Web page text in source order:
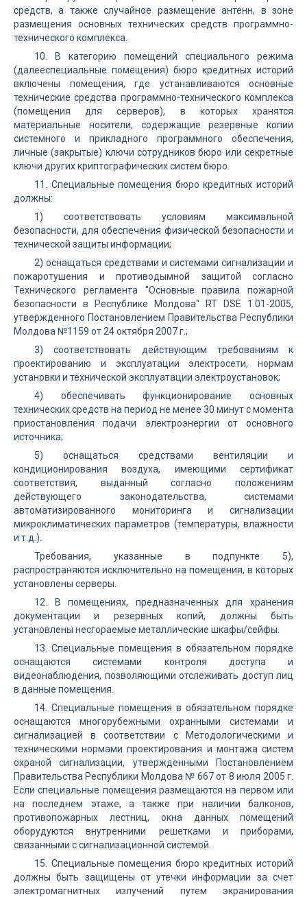
средств, а также случайное размещение антенн, в зоне
размещения основных технических средств программно-
технического комплекса.
10. В категорию помещений специального режима
(далееспециальные помещения) бюро кредитных историй
включены помещения, где устанавливаются основные
технические средства программно-технического комплекса
(помещения для серверов), в которых хранятся
материальные носители, содержащие резервные копии
системного и прикладного программного обеспечения,
личные (закрытые) ключи сотрудников бюро или секретные
ключи других криптографических систем бюро.
11. Специальные помещения бюро кредитных историй
должны:
1) соответствовать условиям максимальной
безопасности, для обеспечения физической безопасности и
технической защиты информации;
2) оснащаться средствами и системами сигнализации и
пожаротушения и противодымной защитой согласно
Технического регламента "Основные правила пожарной
безопасности в Республике Молдова" RT DSE 1.01-2005,
утвержденного Постановлением Правительства Республики
Молдова №1159 от 24 октября 2007 г.;
3) соответствовать действующим требованиям к
проектированию и эксплуатации электросети, нормам
установки и технической эксплуатации электроустановок;
4) обеспечивать функционирование основных
технических средств на период не менее 30 минут с момента
приостановления подачи электроэнергии от основного
источника;
5) оснащаться средствами вентиляции и
кондиционирования воздуха, имеющими сертификат
соответствия, выданный согласно положениям
действующего законодательства, системами
автоматизированного мониторинга и сигнализации
микроклиматических параметров (температуры, влажности
и т.д.).
Требования, указанные в подпункте 5),
распространяются исключительно на помещения, в которых
установлены серверы.
12. В помещениях, предназначенных для хранения
документации и резервных копий, должны быть
установлены несгораемые металлические шкафы/сейфы.
13. Специальные помещения в обязательном порядке
оснащаются системами контроля доступа и
видеонаблюдения, позволяющими отслеживать доступ лиц
в данные помещения.
14. Специальные помещения в обязательном порядке
оснащаются многорубежными охранными системами и
сигнализацией в соответствии с Методологическими и
техническими нормами проектирования и монтажа систем
охраной сигнализации, утвержденными Постановлением
Правительства Республики Молдова № 667 от 8 июля 2005 г.
Если специальные помещения размещаются на первом или
на последнем этаже, а также при наличии балконов,
противопожарных лестниц, окна данных помещений
оборудуются внутренними решетками и приборами,
связанными с сигнализационной системой.
15. Специальные помещения бюро кредитных историй
должны быть защищены от утечки информации за счет
электромагнитных излучений путем экранирования